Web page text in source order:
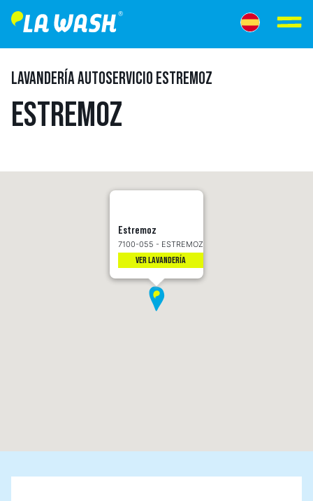
LAVANDERÍA AUTOSERVICIO ESTREMOZ
ESTREMOZ
Estremoz
7100-055 - ESTREMOZ
VER LAVANDERÍA